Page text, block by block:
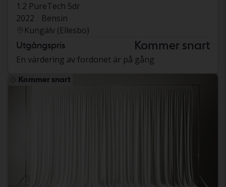
1.2 PureTech 5dr
2022
Bensin
Kungälv (Ellesbo)
Utgångspris Kommer snart
En värdering av fordonet är på gång
Kommer snart